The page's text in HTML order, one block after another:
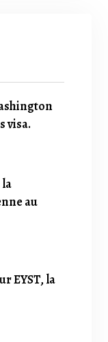
visa.
la
au
EYST, la